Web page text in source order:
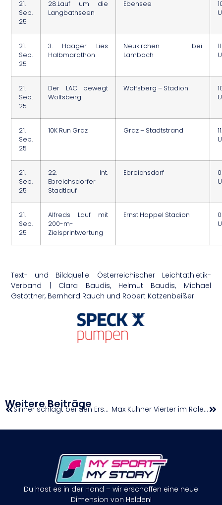
21.
Sep.
25
28.Lauf um die
Langbathseen
Ebensee
21.
Sep.
25
3. Haager Lies
Halbmarathon
Neukirchen bei
Lambach
21.
Sep.
25
Der LAC bewegt
Wolfsberg
Wolfsberg – Stadion
21.
Sep.
25
10K Run Graz Graz – Stadtstrand
21.
Sep.
25
22. Int.
Ebreichsdorfer
Stadtlauf
Ebreichsdorf
21.
Sep.
25
Alfreds Lauf mit
200-m-
Zielsprintwertung
Ernst Happel Stadion
Text- und Bildquelle: Österreichischer Leichtathletik-
Verband | Clara Baudis, Helmut Baudis, Michael
Gstöttner, Bernhard Rauch und Robert Katzenbeißer
Weitere Beiträge Sinner schlägt bei den Erste Bank Open auf Max Kühner Vierter im Rolex Grand Prix von Spruce Meadows – Markus Saurugg in den Top 25
Du hast es in der Hand – wir erschaffen eine neue
Dimension von Helden!